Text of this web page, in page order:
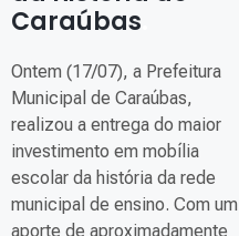
Caraúbas
Ontem (17/07), a Prefeitura
Municipal de Caraúbas,
realizou a entrega do maior
investimento em mobília
escolar da história da rede
municipal de ensino. Com um
aporte de aproximadamente